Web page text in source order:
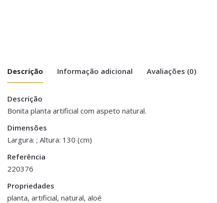
Descrição Informação adicional Avaliações (0)
Descrição
Bonita planta artificial com aspeto natural.
Dimensões
Largura: ; Altura: 130 (cm)
Referência
220376
Propriedades
planta, artificial, natural, aloé
Peso 4 kg
Dimensões
There are no reviews yet.
Be the first to review “Planta Aloé – 3
Troncos Tropicais”
You must be <a href="https://www.homeart.pt/minha-
conta/">logged in</a> to post a review.